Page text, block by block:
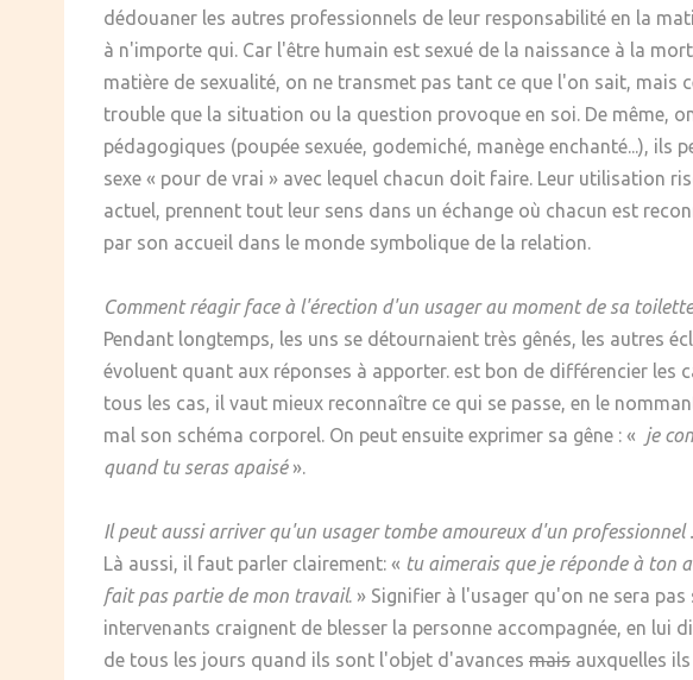
dédouaner les autres professionnels de leur responsabilité en la
à n'importe qui. Car l'être humain est sexué de la naissance à la
matière de sexualité, on ne transmet pas tant ce que l'on sait,
trouble que la situation ou la question provoque en soi. De même,
pédagogiques (poupée sexuée, godemiché, manège enchanté...),
sexe « pour de vrai » avec lequel chacun doit faire. Leur utilisation
actuel, prennent tout leur sens dans un échange où chacun est
par son accueil dans le monde symbolique de la relation.
Comment réagir face à l'érection d'un usager au moment de sa
Pendant longtemps, les uns se détournaient très gênés, les autres
évoluent quant aux réponses à apporter. est bon de différencier les
tous les cas, il vaut mieux reconnaître ce qui se passe, en le
mal son schéma corporel. On peut ensuite exprimer sa gêne : « je
quand tu seras apaisé».
Il peut aussi arriver qu'un usager tombe amoureux d'un professionnel
Là aussi, il faut parler clairement: « tu aimerais que je réponde à ton
fait pas partie de mon travail. » Signifier à l'usager qu'on ne sera
intervenants craignent de blesser la personne accompagnée, en
de tous les jours quand ils sont l'objet d'avances mais auxquelles